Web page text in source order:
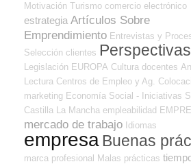
Motivación Turismo comercio electrónico
estrategia Artículos Sobre
Emprendimiento Entrevistas y
Selección clientes Perspectivas
Legislación EUROPA Cultura docentes
Lectura Centros de Empleo y Ag.
marketing Economía Social - Iniciativas
Castilla La Mancha empleabilidad
mercado de trabajo Idiomas
empresa Buenas
marca profesional Malas prácticas